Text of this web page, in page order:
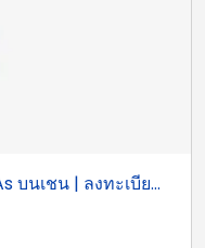
บนเชน | ลงทะเบีย...